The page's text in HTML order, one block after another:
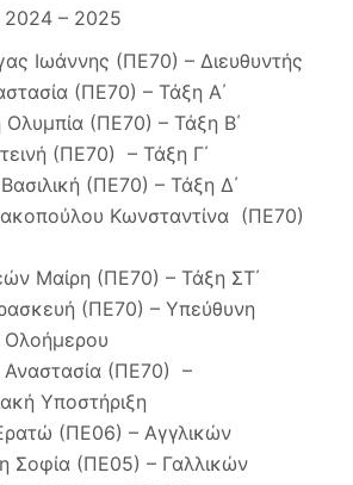
2024 – 2025
Ιωάννης (ΠΕ70) – Διευθυντής
(ΠΕ70) – Τάξη Α΄
Ολυμπία (ΠΕ70) – Τάξη Β΄
(ΠΕ70) – Τάξη Γ΄
(ΠΕ70) – Τάξη Δ΄
Κωνσταντίνα (ΠΕ70)
Μαίρη (ΠΕ70) – Τάξη ΣΤ΄
(ΠΕ70) – Υπεύθυνη
(ΠΕ70) –
Υποστήριξη
(ΠΕ06) – Αγγλικών
Σοφία (ΠΕ05) – Γαλλικών